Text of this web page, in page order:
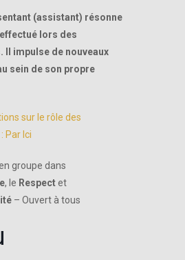
(assistant) résonne
lors des
Il impulse de nouveaux
sein de son propre
sur le rôle des
Par Ici
groupe dans
, le Respectet
– Ouvert à tous